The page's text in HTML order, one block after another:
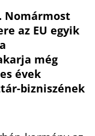
Nomármost
az EU egyik
még
évek
bizniszének